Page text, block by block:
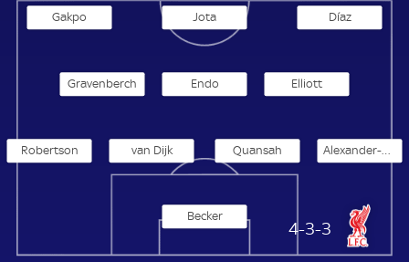
Liverpool
4-3-3
Becker
Alexander-Arnold
Quansah
van Dijk
Robertson
Elliott
Endo
Gravenberch
Díaz
Jota
Gakpo